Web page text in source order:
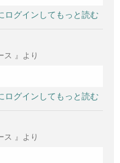
ログインしてもっと読む
ス 』より
ログインしてもっと読む
ス 』より